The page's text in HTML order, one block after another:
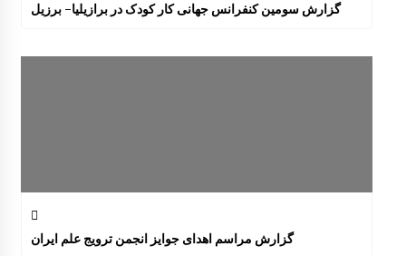
گزارش سومین کنفرانس جهانی کار کودک در برازیلیا- برزیل
گزارش مراسم اهدای جوایز انجمن ترویج علم ایران